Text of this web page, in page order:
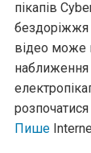
пікапів
бездоріжжя
відео може
наближення
Пише